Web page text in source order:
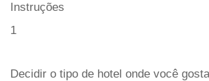
Instruções
1
Decidir o tipo de hotel onde você